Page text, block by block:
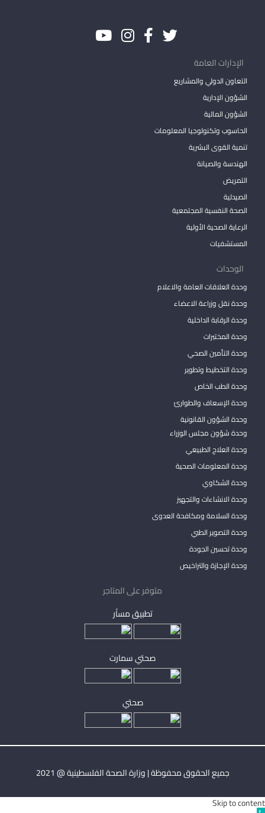
الإدارات العامة
التعاون الدولي والمشاريع
الشؤون الإدارية
الشؤون المالية
الحاسوب وتكنولوجيا المعلومات
تنمية القوى البشرية
الهندسة والصيانة
التمريض
الصيدلية
الصحة النفسية المجتمعية
الرعاية الصحية الأولية
المستشفيات
الوحدات
وحدة العلاقات العامة والاعلام
وحدة نقل وزراعة الاعضاء
وحدة الرقابة الداخلية
وحدة المختبرات
وحدة التأمين الصحي
وحدة التخطيط وتطوير
وحدة الطب الخاص
وحدة الإسعاف والطوارئ
وحدة الشؤون القانونية
وحدة شؤون مجلس الوزراء
وحدة العلاج الطبيعي
وحدة المعلومات الصحية
وحدة الشكاوي
وحدة الانشاءات والتجهيز
وحدة السلامة ومكافحة العدوى
وحدة التصوير الطبي
وحدة تحسين الجودة
وحدة الإجازة والتراخيص
متوفر على المتاجر
تطبيق مساْر
صحتي سمارت
صحتي
جميع الحقوق محفوظة | وزارة الصحة الفلسطينية @ 2021
Skip to content